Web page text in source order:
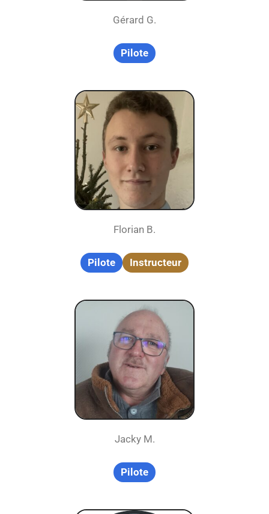
Gérard G.
Pilote
Florian B.
Pilote Instructeur
Jacky M.
Pilote